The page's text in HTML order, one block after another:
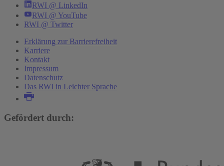
RWI @ LinkedIn
RWI @ YouTube
RWI @ Twitter
Erklärung zur Barrierefreiheit
Karriere
Kontakt
Impressum
Datenschutz
Das RWI in Leichter Sprache
Gefördert durch: